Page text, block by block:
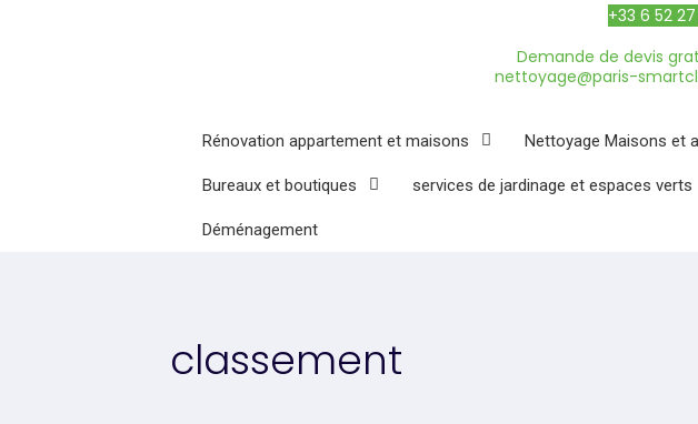
+33 6 52
Demande de devis
nettoyage@paris-
Rénovation appartement et maisons Nettoyage Maisons et
Bureaux et boutiques services de jardinage et espaces verts
Déménagement
classement